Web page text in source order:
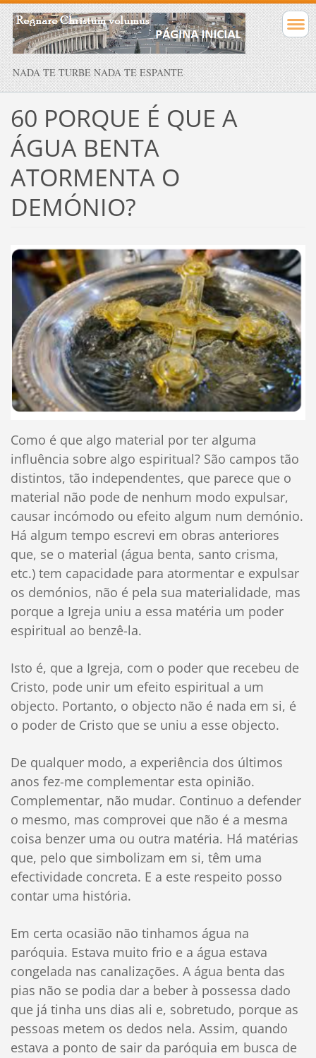
NADA TE TURBE NADA TE ESPANTE
60 PORQUE É QUE A
ÁGUA BENTA
ATORMENTA O
DEMÓNIO?
Como é que algo material por ter alguma
influência sobre algo espiritual? São campos tão
distintos, tão independentes, que parece que o
material não pode de nenhum modo expulsar,
causar incómodo ou efeito algum num demónio.
Há algum tempo escrevi em obras anteriores
que, se o material (água benta, santo crisma,
etc.) tem capacidade para atormentar e expulsar
os demónios, não é pela sua materialidade, mas
porque a Igreja uniu a essa matéria um poder
espiritual ao benzê-la.
Isto é, que a Igreja, com o poder que recebeu de
Cristo, pode unir um efeito espiritual a um
objecto. Portanto, o objecto não é nada em si, é
o poder de Cristo que se uniu a esse objecto.
De qualquer modo, a experiência dos últimos
anos fez-me complementar esta opinião.
Complementar, não mudar. Continuo a defender
o mesmo, mas comprovei que não é a mesma
coisa benzer uma ou outra matéria. Há matérias
que, pelo que simbolizam em si, têm uma
efectividade concreta. E a este respeito posso
contar uma história.
Em certa ocasião não tinhamos água na
paróquia. Estava muito frio e a água estava
congelada nas canalizações. A água benta das
pias não se podia dar a beber à possessa dado
que já tinha uns dias ali e, sobretudo, porque as
pessoas metem os dedos nela. Assim, quando
estava a ponto de sair da paróquia em busca de